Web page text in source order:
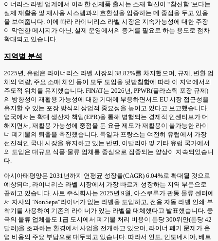
이너리스 라벨 업계에서 이러한 신제품 출시는 소재 혁신이 “참신함"보다는
실제 재활용 및 재사용 시스템과의 호환성을 입증하는 데 중점을 두고 있음
을 보여줍니다. 이에 따라 라이너리스 라벨 시장은 지속가능성에 대한 주장
이 막연한 메시지가 아닌, 실제 운영에서의 증거를 필요로 하는 용도로 점차
확대되고 있습니다.
지역별 분석
2025년, 유럽은 라이너리스 라벨 시장의 38.82%를 차지했으며, 규제, 변환 업
체의 역량, 주요 소매 체인 등이 모두 도입을 뒷받침함에 따라 이 지역에서의
주도적 위치를 유지했습니다. FINAT는 2026년, PPWR(플라스틱 포장 규제)
의 방향성이 재활용 가능성에 대한 기대에 부응하면서도 EU 시장 접근성을
유지할 수 있는 포장 방식의 상업적 중요성을 높이고 있다고 보고했습니다.
영국에서는 확대 생산자 책임(EPR)을 통해 병행되는 경제적 인센티브가 더
해지면서, 재활용 가능성에 중점을 둔 요금 제도가 재활용이 불가능한 라이
너 폐기물의 퇴출을 촉진했습니다. 독일과 프랑스는 여전히 유럽에서 가장
선진적인 국내 시장을 유지하고 있는 반면, 이탈리아 및 기타 유럽 국가에서
의 도입은 대규모 식품·물류 업체를 중심으로 집중되는 양상이 지속되었습니
다.
아시아태평양은 2031년까지 연평균 성장률(CAGR) 6.04%로 확대될 것으로
예상되며, 라이너리스 라벨 시장에서 가장 빠르게 성장하는 지역 부문으로
꼽히고 있습니다. 사토 주식회사는 2025년 9월, 아스쿠루가 관동 물류 센터에
서 자사의 ‘NonSepa"라이너가 없는 라벨을 도입하고, 전용 자동 라벨 인쇄·부
착기를 사용하여 기존의 라이너가 있는 라벨을 대체했다고 발표했습니다. 중
국의 물류 업체들도 1급 도시에서 폐기물 처리 비용이 톤당 300위안(톤당 42
달러)을 초과하는 환경에서 사업을 전개하고 있으며, 라이너 폐기 문제가 운
영 비용의 주요 부담으로 대두되고 있습니다. 따라서 인도, 인도네시아, 베트